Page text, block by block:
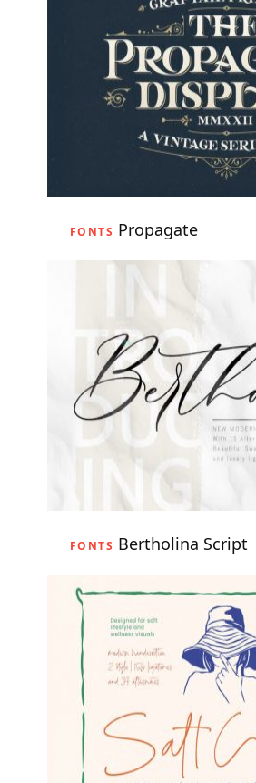
FONTS Propagate
FONTS Bertholina Script